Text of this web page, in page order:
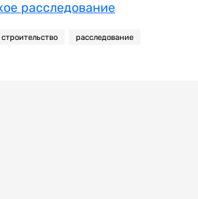
расследование
строительство расследование